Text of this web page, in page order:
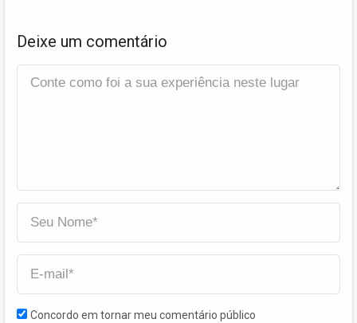
Deixe um comentário
Concordo em tornar meu comentário público